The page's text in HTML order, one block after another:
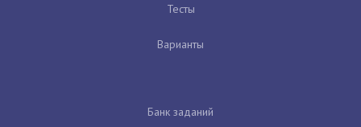
Тесты
Варианты
Банк заданий